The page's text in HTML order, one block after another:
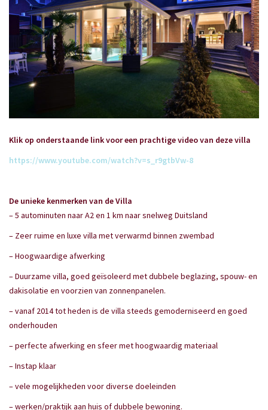
Klik op onderstaande link voor een prachtige video van deze villa
https://www.youtube.com/watch?v=s_r9gtbVw-8
De unieke kenmerken van de Villa
– 5 autominuten naar A2 en 1 km naar snelweg Duitsland
– Zeer ruime en luxe villa met verwarmd binnen zwembad
– Hoogwaardige afwerking
– Duurzame villa, goed geïsoleerd met dubbele beglazing, spouw- en
dakisolatie en voorzien van zonnenpanelen.
– vanaf 2014 tot heden is de villa steeds gemoderniseerd en goed
onderhouden
– perfecte afwerking en sfeer met hoogwaardig materiaal
– Instap klaar
– vele mogelijkheden voor diverse doeleinden
– werken/praktijk aan huis of dubbele bewoning.